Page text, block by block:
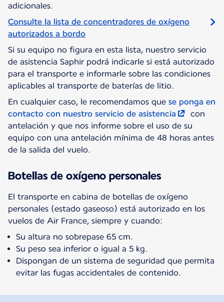
adicionales.
Consulte la lista de concentradores de oxígeno
autorizados a bordo
Si su equipo no figura en esta lista, nuestro servicio
de asistencia Saphir podrá indicarle si está autorizado
para el transporte e informarle sobre las condiciones
aplicables al transporte de baterías de litio.
En cualquier caso, le recomendamos que se ponga en
contacto con nuestro servicio de asistencia
con
antelación y que nos informe sobre el uso de su
equipo con una antelación mínima de 48 horas antes
de la salida del vuelo.
Botellas de oxígeno personales
El transporte en cabina de botellas de oxígeno
personales (estado gaseoso) está autorizado en los
vuelos de Air France, siempre y cuando:
Su altura no sobrepase 65 cm.
Su peso sea inferior o igual a 5 kg.
Dispongan de un sistema de seguridad que permita
evitar las fugas accidentales de contenido.